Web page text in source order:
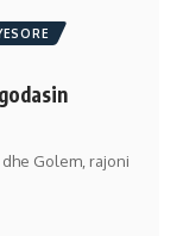
Golem, rajoni